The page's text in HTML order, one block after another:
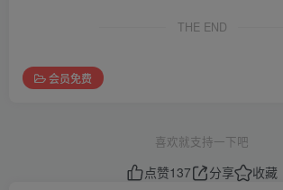
THE END
会员免费
喜欢就支持一下吧
点赞137 分享
收藏